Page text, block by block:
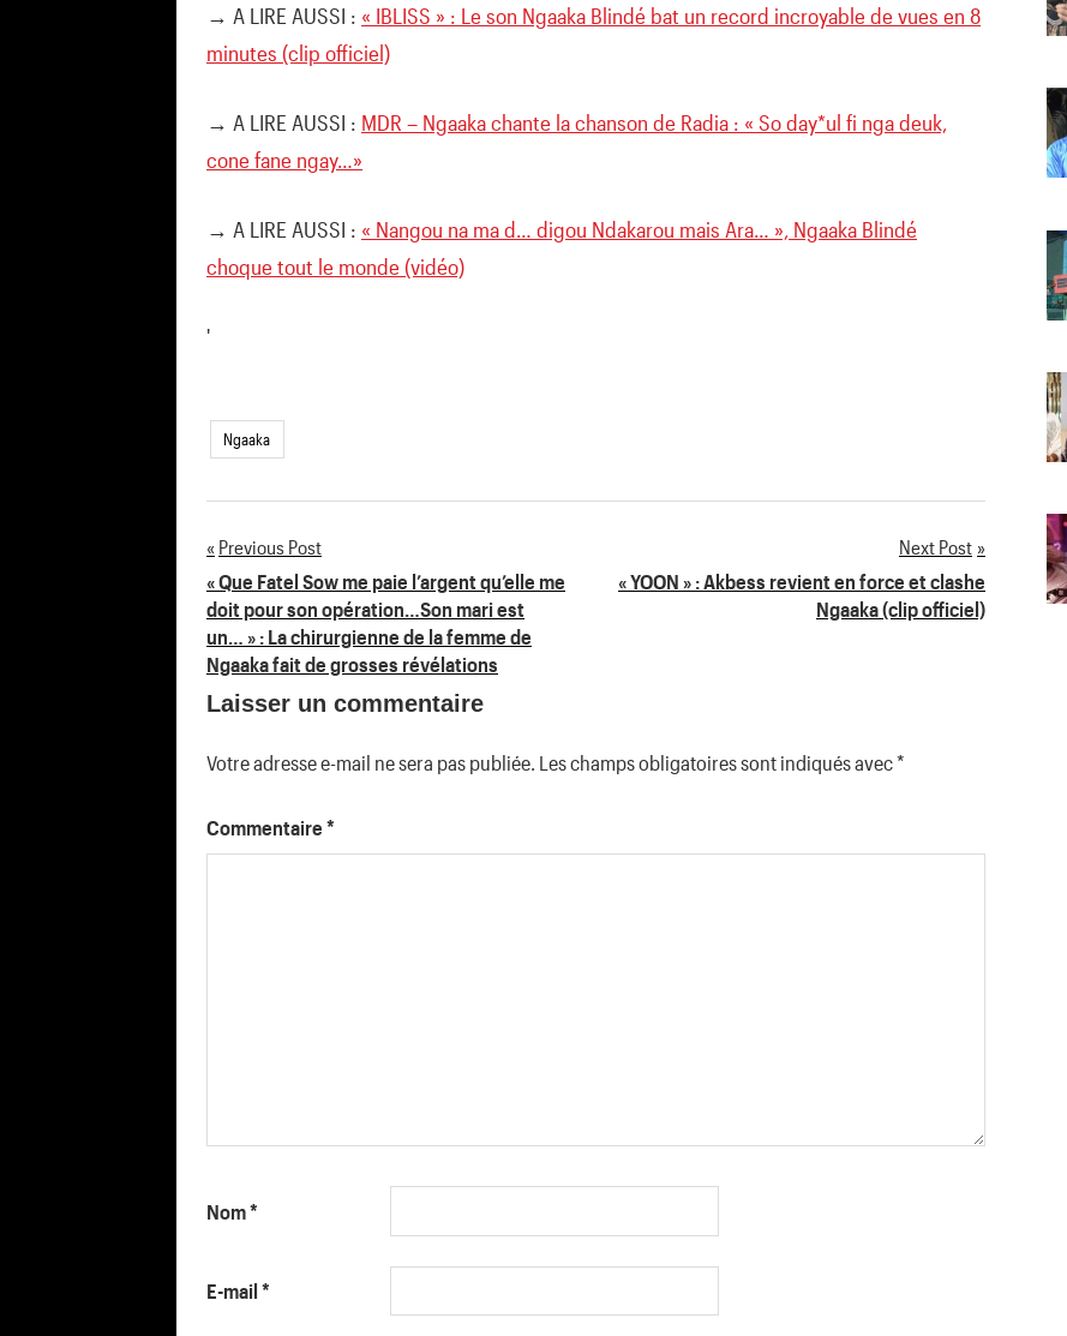
→ A LIRE AUSSI : « IBLISS » : Le son Ngaaka Blindé bat un record incroyable de vues en 8
minutes (clip officiel)
→ A LIRE AUSSI : MDR – Ngaaka chante la chanson de Radia : « So day*ul fi nga deuk,
cone fane ngay…»
→ A LIRE AUSSI : « Nangou na ma d… digou Ndakarou mais Ara… », Ngaaka Blindé
choque tout le monde (vidéo)
'
Ngaaka
Navigation
de
l’article
Previous Post
« Que Fatel Sow me paie l’argent qu’elle me
doit pour son opération…Son mari est
un… » : La chirurgienne de la femme de
Ngaaka fait de grosses révélations
Next Post
« YOON » : Akbess revient en force et clashe
Ngaaka (clip officiel)
Laisser un commentaire
Votre adresse e-mail ne sera pas publiée. Les champs obligatoires sont indiqués avec*
Commentaire *
Nom*
E-mail *